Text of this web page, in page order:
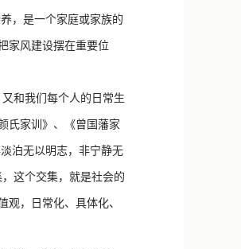
，是一个家庭或家族的
家风建设摆在重要位
和我们每个人的日常生
氏家训》、《曾国藩家
泊无以明志，非宁静无
这个交集，就是社会的
，日常化、具体化、